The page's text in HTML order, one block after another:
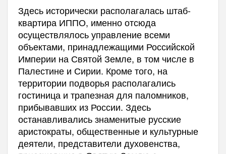
Здесь исторически располагалась штаб-
квартира ИППО, именно отсюда
осуществлялось управление всеми
объектами, принадлежащими Российской
Империи на Святой Земле, в том числе в
Палестине и Сирии. Кроме того, на
территории подворья располагались
гостиница и трапезная для паломников,
прибывавших из России. Здесь
останавливались знаменитые русские
аристократы, общественные и культурные
деятели, представители духовенства,